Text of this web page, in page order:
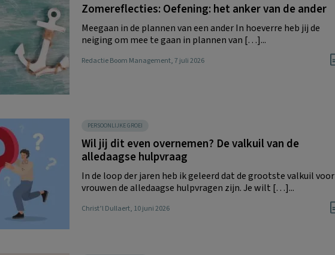
Zomereflecties: Oefening: het anker van de ander
Meegaan in de plannen van een ander In hoeverre heb jij de
neiging om mee te gaan in plannen van […]...
Redactie Boom Management, 7 juli 2026
PERSOONLIJKE GROEI
Wil jij dit even overnemen? De valkuil van de
alledaagse hulpvraag
In de loop der jaren heb ik geleerd dat de grootste valkuil voor
vrouwen de alledaagse hulpvragen zijn. Je wilt […]...
Christ’l Dullaert, 10 juni 2026